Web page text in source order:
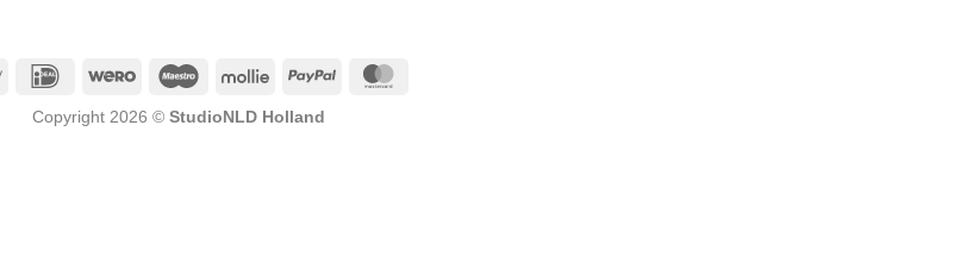
Apple
IDeal Wero Maestro Mollie PayPal
Copyright 2026 © StudioNLD Holland